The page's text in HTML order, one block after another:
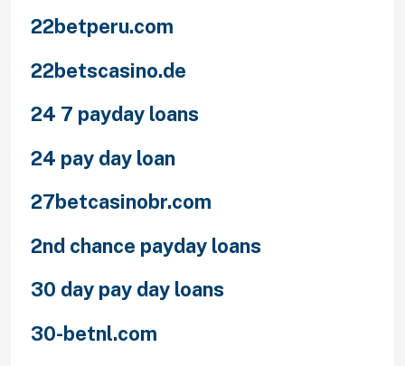
22betperu.com
22betscasino.de
24 7 payday loans
24 pay day loan
27betcasinobr.com
2nd chance payday loans
30 day pay day loans
30-betnl.com